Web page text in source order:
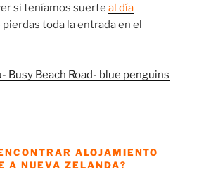
si teníamos suerte al día
pierdas toda la entrada en el
Busy Beach Road- blue penguins
ALOJAMIENTO
A NUEVA ZELANDA?